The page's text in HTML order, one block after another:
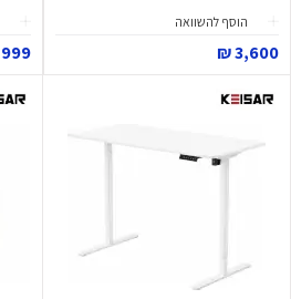
הוסף להשוואה
3,600 ₪
999 ₪